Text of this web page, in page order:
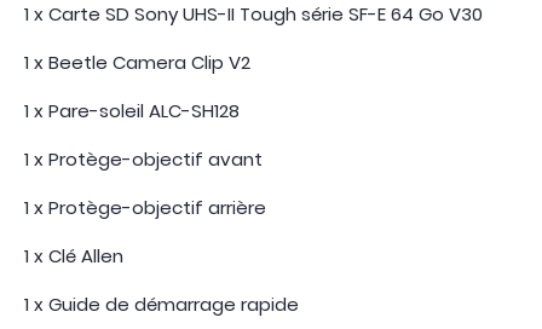
1 x Carte SD Sony UHS-II Tough série SF-E 64 Go V30
1 x Beetle Camera Clip V2
1 x Pare-soleil ALC-SH128
1 x Protège-objectif avant
1 x Protège-objectif arrière
1 x Clé Allen
1 x Guide de démarrage rapide